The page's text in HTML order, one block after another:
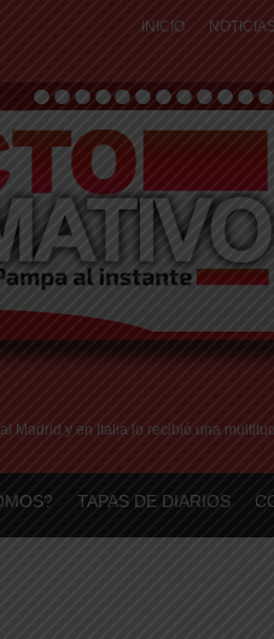
INICIO
y en Italia lo recibió una multitud:
TAPAS DE DIARIOS